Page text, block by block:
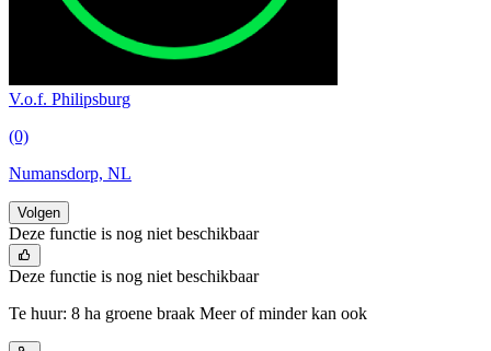
V.o.f. Philipsburg
(0)
Numansdorp, NL
Volgen
Deze functie is nog niet beschikbaar
Deze functie is nog niet beschikbaar
Te huur: 8 ha groene braak Meer of minder kan ook